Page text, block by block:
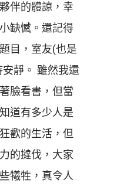
伴的體諒，幸
缺憾。還記得
目，室友(也是
靜。 雖然我還
臉看書，但當
道有多少人是
歡的生活，但
的撻伐，大家
犧牲，真令人